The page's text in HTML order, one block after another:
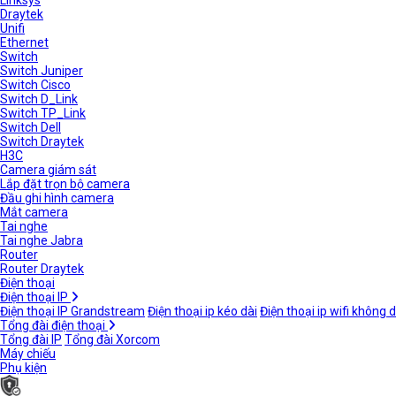
Draytek
Unifi
Ethernet
Switch
Switch Juniper
Switch Cisco
Switch D_Link
Switch TP_Link
Switch Dell
Switch Draytek
H3C
Camera giám sát
Lắp đặt trọn bộ camera
Đầu ghi hình camera
Mắt camera
Tai nghe
Tai nghe Jabra
Router
Router Draytek
Điện thoại
Điện thoại IP
Điện thoại IP Grandstream Điện thoại ip kéo dài Điện thoại ip wifi không
Tổng đài điện thoại
Tổng đài IP Tổng đài Xorcom
Máy chiếu
Phụ kiện